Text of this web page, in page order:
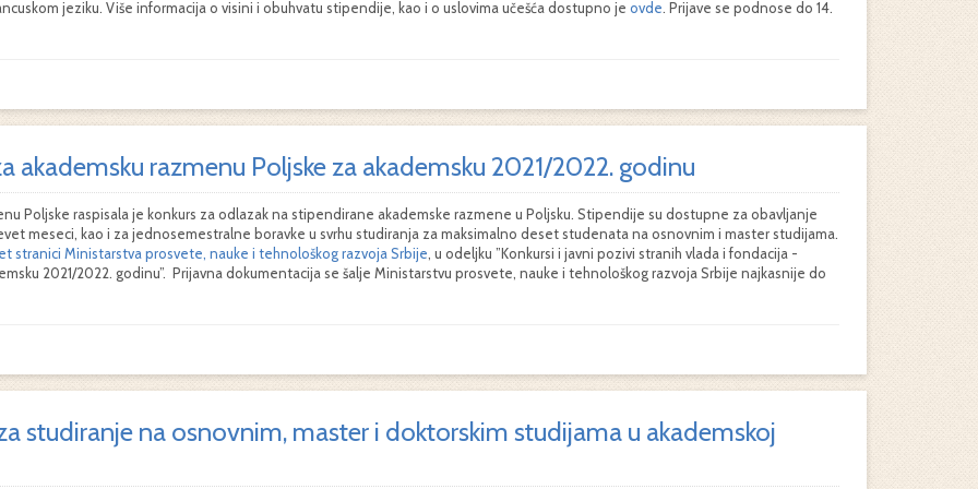
jeziku. Više informacija o visini i obuhvatu stipendije, kao i o uslovima učešća dostupno je ovde . Prijave se podnose do 14.
akademsku razmenu Poljske za akademsku 2021/2022. godinu
Poljske raspisala je konkurs za odlazak na stipendirane akademske razmene u Poljsku. Stipendije su dostupne za obavljanje
meseci, kao i za jednosemestralne boravke u svrhu studiranja za maksimalno deset studenata na osnovnim i master studijama.
stranici Ministarstva prosvete, nauke i tehnološkog razvoja Srbije , u odeljku ”Konkursi i javni pozivi stranih vlada i fondacija -
2021/2022. godinu”. Prijavna dokumentacija se šalje Ministarstvu prosvete, nauke i tehnološkog razvoja Srbije najkasnije do
studiranje na osnovnim, master i doktorskim studijama u akademskoj